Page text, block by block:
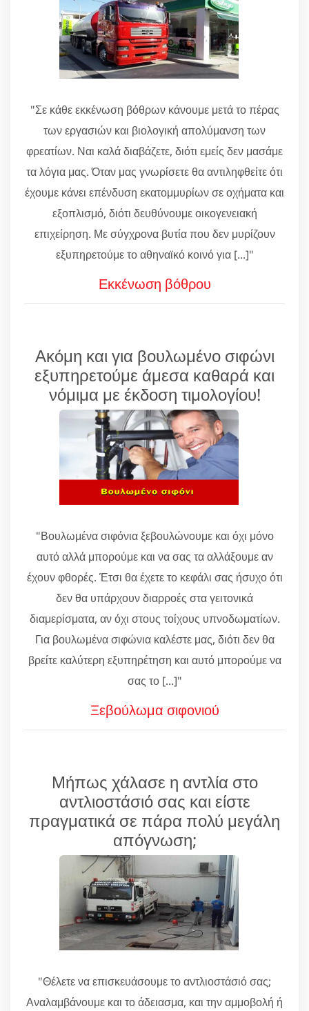
"Σε κάθε εκκένωση βόθρων κάνουμε μετά το πέρας
των εργασιών και βιολογική απολύμανση των
φρεατίων. Ναι καλά διαβάζετε, διότι εμείς δεν μασάμε
τα λόγια μας. Όταν μας γνωρίσετε θα αντιληφθείτε ότι
έχουμε κάνει επένδυση εκατομμυρίων σε οχήματα και
εξοπλισμό, διότι δευθύνουμε οικογενειακή
επιχείρηση. Με σύγχρονα βυτία που δεν μυρίζουν
εξυπηρετούμε το αθηναϊκό κοινό για [...]"
Εκκένωση βόθρου
Ακόμη και για βουλωμένο σιφώνι
εξυπηρετούμε άμεσα καθαρά και
νόμιμα με έκδοση τιμολογίου!
"Βουλωμένα σιφόνια ξεβουλώνουμε και όχι μόνο
αυτό αλλά μπορούμε και να σας τα αλλάξουμε αν
έχουν φθορές. Έτσι θα έχετε το κεφάλι σας ήσυχο ότι
δεν θα υπάρχουν διαρροές στα γειτονικά
διαμερίσματα, αν όχι στους τοίχους υπνοδωματίων.
Για βουλωμένα σιφώνια καλέστε μας, διότι δεν θα
βρείτε καλύτερη εξυπηρέτηση και αυτό μπορούμε να
σας το [...]"
Ξεβούλωμα σιφονιού
Μήπως χάλασε η αντλία στο
αντλιοστάσιό σας και είστε
πραγματικά σε πάρα πολύ μεγάλη
απόγνωση;
"Θέλετε να επισκευάσουμε το αντλιοστάσιό σας;
Αναλαμβάνουμε και το άδειασμα, και την αμμοβολή ή